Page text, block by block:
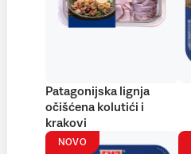
Patagonijska lignja
očišćena kolutići i
krakovi
NOVO